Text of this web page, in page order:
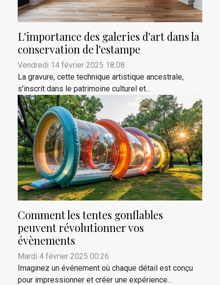
L'importance des galeries d'art dans la
conservation de l'estampe
Vendredi 14 février 2025 18:08
La gravure, cette technique artistique ancestrale,
s'inscrit dans le patrimoine culturel et...
Comment les tentes gonflables
peuvent révolutionner vos
évènements
Mardi 4 février 2025 00:26
Imaginez un événement où chaque détail est conçu
pour impressionner et créer une expérience...